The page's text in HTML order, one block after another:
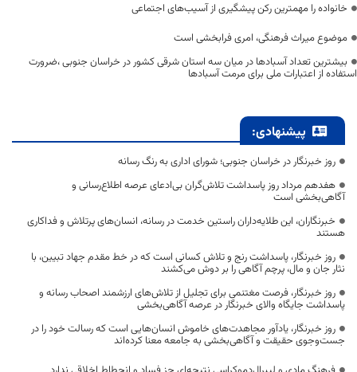
خانواده را مهمترین رکن پیشگیری از آسیب‌های اجتماعی
موضوع میراث فرهنگی، امری فرابخشی است
بیشترین تعداد آسبادها در میان سه استان شرقی کشور در خراسان جنوبی ،ضرورت
استفاده از اعتبارات ملی برای مرمت آسبادها
پیشنهادی:
روز خبرنگار در خراسان جنوبی؛ شورای اداری به رنگ رسانه
هفدهم مرداد روز پاسداشت تلاش‌گران بی‌ادعای عرصه اطلاع‌رسانی و
آگاهی‌بخشی است
خبرنگاران، این طلایه‌داران راستین خدمت در رسانه، انسان‌های پرتلاش و فداکاری
هستند
روز خبرنگار، پاسداشت رنج و تلاش کسانی است که در خط مقدم جهاد تبیین، با
نثار جان و مال، پرچم آگاهی را بر دوش می‌کشند
روز خبرنگار، فرصت مغتنمی برای تجلیل از تلاش‌های ارزشمند اصحاب رسانه و
پاسداشت جایگاه والای خبرنگار در عرصه آگاهی‌بخشی
روز خبرنگار، یادآور مجاهدت‌های خاموش انسان‌هایی است که رسالت خود را در
جست‌وجوی حقیقت و آگاهی‌بخشی به جامعه معنا کرده‌اند